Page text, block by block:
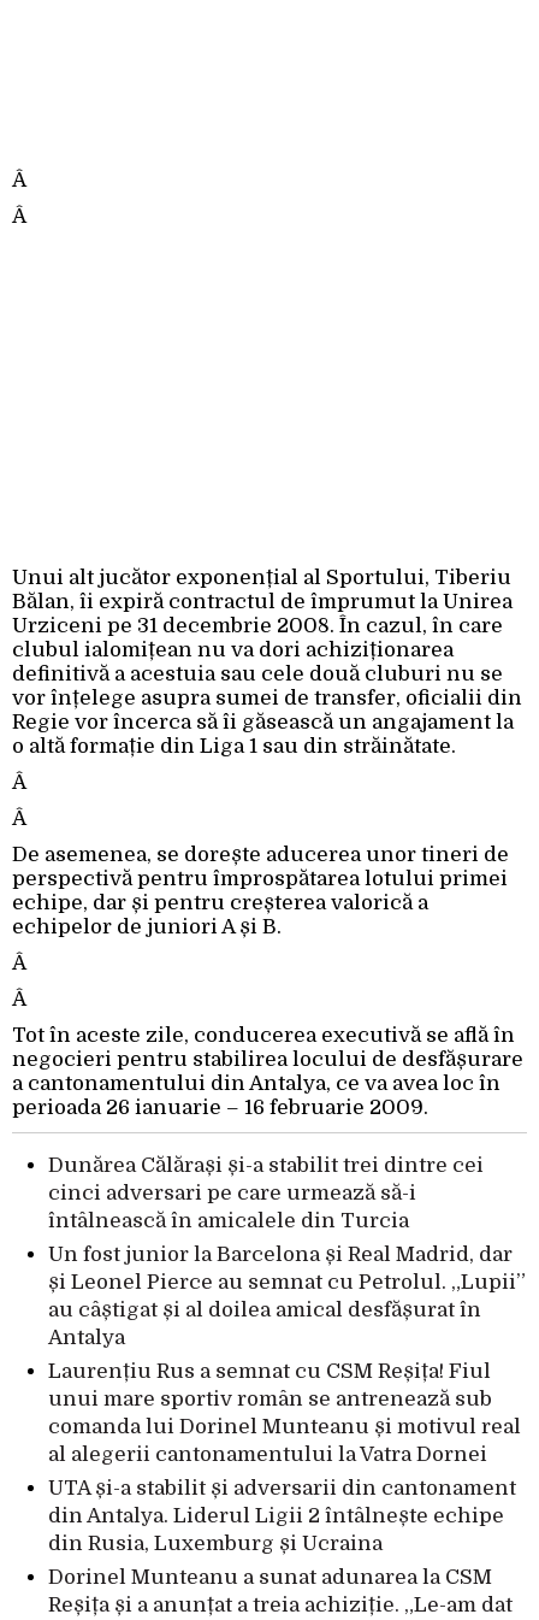
Â
Â
Unui alt jucător exponențial al Sportului, Tiberiu
Bălan, îi expiră contractul de împrumut la Unirea
Urziceni pe 31 decembrie 2008. În cazul, în care
clubul ialomițean nu va dori achiziționarea
definitivă a acestuia sau cele două cluburi nu se
vor înțelege asupra sumei de transfer, oficialii din
Regie vor încerca să îi găsească un angajament la
o altă formație din Liga 1 sau din străinătate.
Â
Â
De asemenea, se dorește aducerea unor tineri de
perspectivă pentru împrospătarea lotului primei
echipe, dar și pentru creșterea valorică a
echipelor de juniori A și B.
Â
Â
Tot în aceste zile, conducerea executivă se află în
negocieri pentru stabilirea locului de desfășurare
a cantonamentului din Antalya, ce va avea loc în
perioada 26 ianuarie – 16 februarie 2009.
Dunărea Călărași și-a stabilit trei dintre cei
cinci adversari pe care urmează să-i
întâlnească în amicalele din Turcia
Un fost junior la Barcelona și Real Madrid, dar
și Leonel Pierce au semnat cu Petrolul. „Lupii”
au câștigat și al doilea amical desfășurat în
Antalya
Laurențiu Rus a semnat cu CSM Reșița! Fiul
unui mare sportiv român se antrenează sub
comanda lui Dorinel Munteanu și motivul real
al alegerii cantonamentului la Vatra Dornei
UTA și-a stabilit și adversarii din cantonament
din Antalya. Liderul Ligii 2 întâlnește echipe
din Rusia, Luxemburg și Ucraina
Dorinel Munteanu a sunat adunarea la CSM
Reșița și a anunțat a treia achiziție. „Le-am dat